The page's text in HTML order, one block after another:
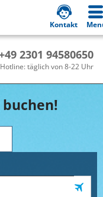
2301 94580650
täglich von 8-22 Uhr
Kontakt